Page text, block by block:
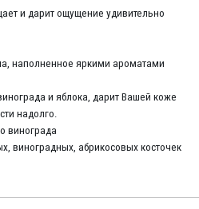
и дарит ощущение удивительно
наполненное яркими ароматами
и яблока, дарит Вашей коже
надолго.
винограда
виноградных, абрикосовых косточек